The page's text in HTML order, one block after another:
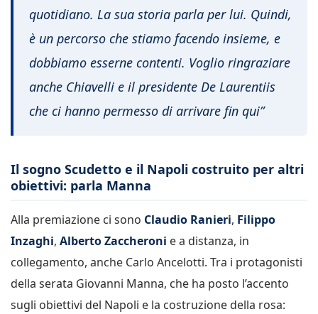
quotidiano. La sua storia parla per lui. Quindi,
è un percorso che stiamo facendo insieme, e
dobbiamo esserne contenti. Voglio ringraziare
anche Chiavelli e il presidente De Laurentiis
che ci hanno permesso di arrivare fin qui”
Il sogno Scudetto e il Napoli costruito per altri
obiettivi: parla Manna
Alla premiazione ci sono Claudio Ranieri, Filippo
Inzaghi, Alberto Zaccheroni e a distanza, in
collegamento, anche Carlo Ancelotti. Tra i protagonisti
della serata Giovanni Manna, che ha posto l’accento
sugli obiettivi del Napoli e la costruzione della rosa: